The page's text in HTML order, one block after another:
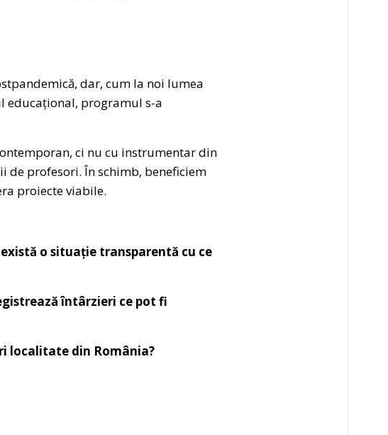
dar, cum la noi lumea
educațional, programul s-a
ci nu cu instrumentar din
de profesori. În schimb, beneficiem
proiecte viabile.
o situație transparentă cu ce
întârzieri ce pot fi
localitate din România?